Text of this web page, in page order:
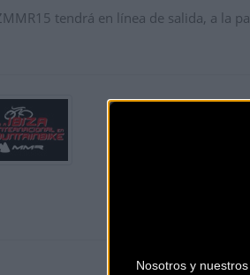
Nosotros y
tendrá en línea de salida, a la